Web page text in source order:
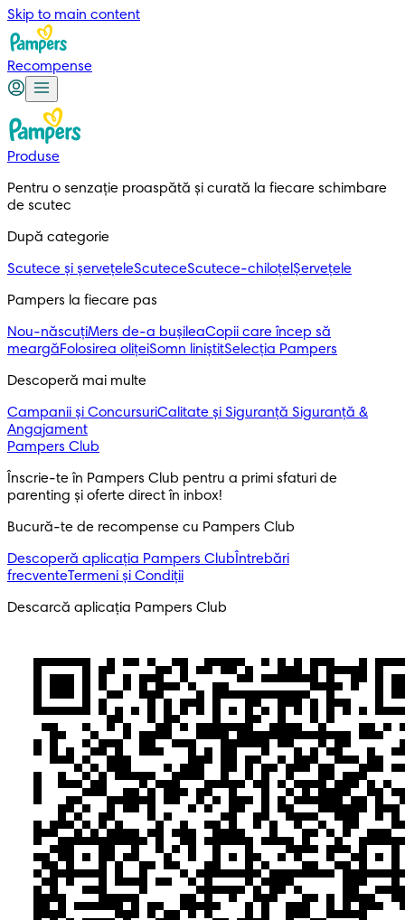
Skip to main content
Recompense
Produse
Pentru o senzație proaspătă și curată la fiecare schimbare
de scutec
După categorie
Scutece și șervețeleScuteceScutece-chiloțelȘervețele
Pampers la fiecare pas
Nou-născuțiMers de-a bușileaCopii care încep să
meargăFolosirea olițeiSomn liniștitSelecția Pampers
Descoperă mai multe
Campanii și ConcursuriCalitate și Siguranță Siguranță &
Angajament
Pampers Club
Înscrie-te în Pampers Club pentru a primi sfaturi de
parenting și oferte direct în inbox!
Bucură-te de recompense cu Pampers Club
Descoperă aplicația Pampers Club Întrebări
frecventeTermeni și Condiții
Descarcă aplicația Pampers Club